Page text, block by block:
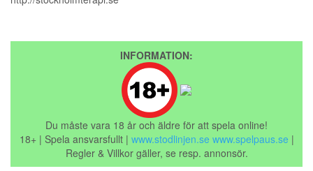
INFORMATION:
Du måste vara 18 år och äldre för att spela online!
18+ | Spela ansvarsfullt | www.stodlinjen.se www.spelpaus.se |
Regler & Villkor gäller, se resp. annonsör.